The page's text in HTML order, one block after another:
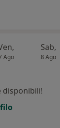
Ago
Sab,
8 Ago
disponibili!